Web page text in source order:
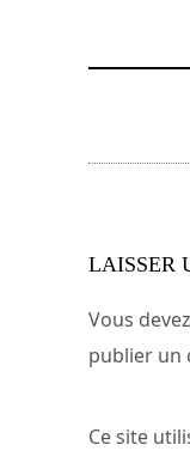
LAISSER
Vous devez
publier un
Ce site